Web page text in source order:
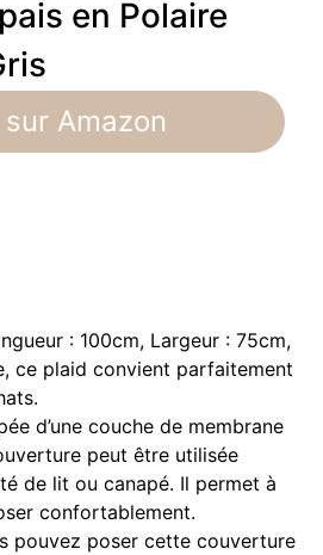
en Polaire
Amazon
: 100cm, Largeur : 75cm,
ce plaid convient parfaitement
d’une couche de membrane
peut être utilisée
de lit ou canapé. Il permet à
confortablement.
pouvez poser cette couverture